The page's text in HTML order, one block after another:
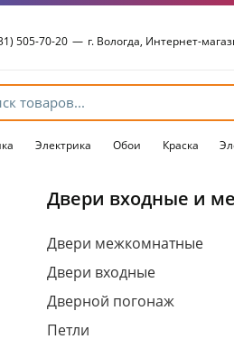
505-70-20 — г. Вологда, Интернет-
54-15-98
54-15-96
г. Вологда, Пошехонское ш., 18
Электрика Обои Краска
Двери входные и
Двери межкомнатные
Двери входные
Дверной погонаж
Петли
Для клиентов всех банков
Разбейтеоплату
на части